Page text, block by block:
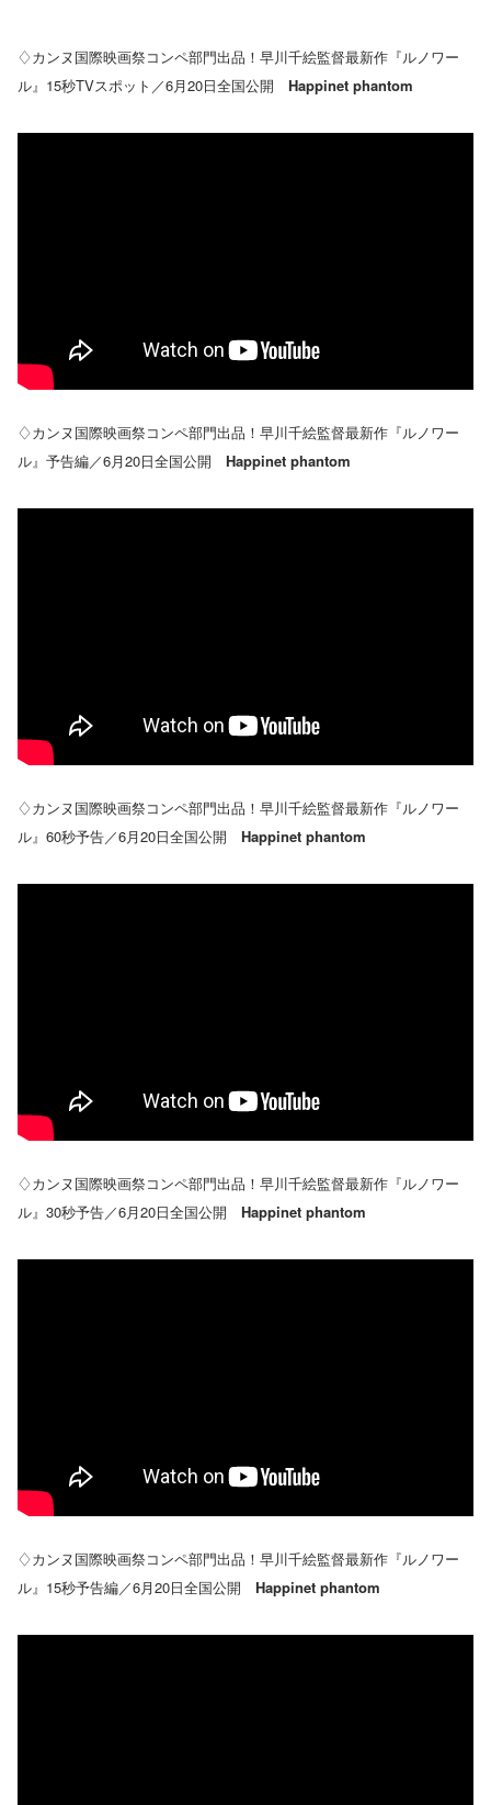
♢カンヌ国際映画祭コンペ部門出品！早川千絵監督最新作『ルノワー
ル』15秒TVスポット／6月20日全国公開 Happinet phantom
♢カンヌ国際映画祭コンペ部門出品！早川千絵監督最新作『ルノワー
ル』予告編／6月20日全国公開 Happinet phantom
♢カンヌ国際映画祭コンペ部門出品！早川千絵監督最新作『ルノワー
ル』60秒予告／6月20日全国公開 Happinet phantom
♢カンヌ国際映画祭コンペ部門出品！早川千絵監督最新作『ルノワー
ル』30秒予告／6月20日全国公開 Happinet phantom
♢カンヌ国際映画祭コンペ部門出品！早川千絵監督最新作『ルノワー
ル』15秒予告編／6月20日全国公開 Happinet phantom